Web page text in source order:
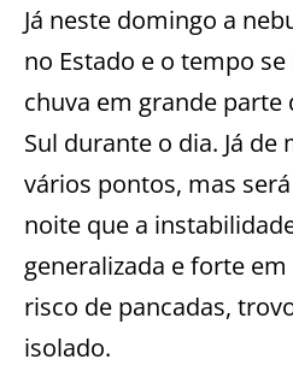
Já neste domingo a
no Estado e o tempo
chuva em grande parte
Sul durante o dia. Já de
vários pontos, mas
noite que a
generalizada e forte
risco de pancadas,
isolado.